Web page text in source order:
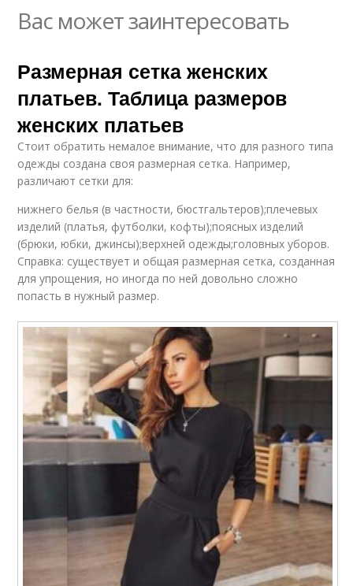
Вас может заинтересовать
Размерная сетка женских
платьев. Таблица размеров
женских платьев
Стоит обратить немалое внимание, что для разного типа
одежды создана своя размерная сетка. Например,
различают сетки для:
нижнего белья (в частности, бюстгальтеров);плечевых
изделий (платья, футболки, кофты);поясных изделий
(брюки, юбки, джинсы);верхней одежды;головных уборов.
Справка: существует и общая размерная сетка, созданная
для упрощения, но иногда по ней довольно сложно
попасть в нужный размер.